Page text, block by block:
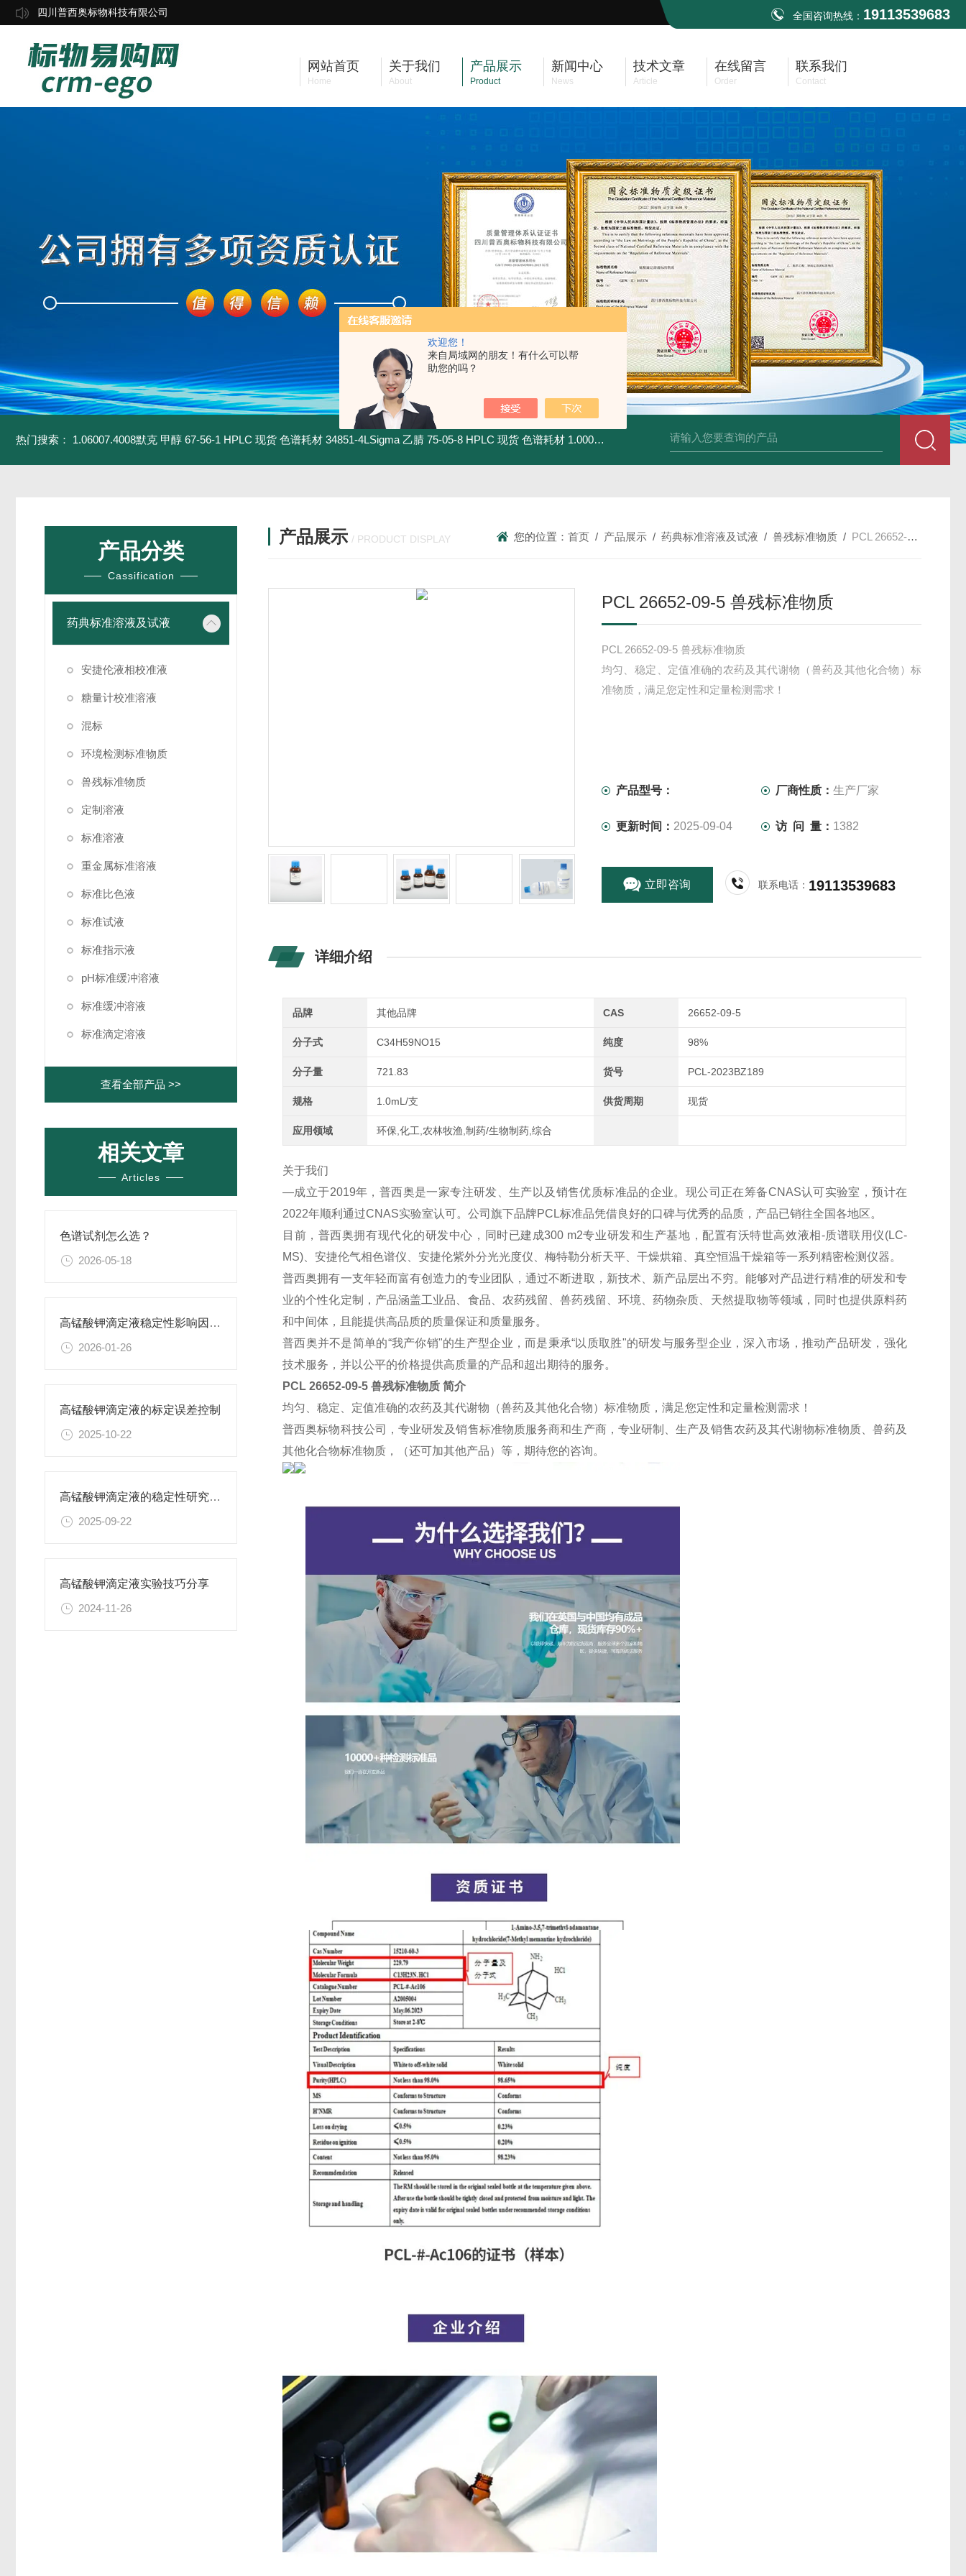
欢迎您！
来自局域网的朋友！有什么可以帮
助您的吗？
四川普西奥标物科技有限公司 全国咨询热线： 19113539683
网站首页
Home
关于我们
About
产品展示
Product
新闻中心
News
技术文章
Article
在线留言
Order
联系我们
Contact
热门搜索： 1.06007.4008默克 甲醇 67-56-1 HPLC 现货 色谱耗材 34851-4LSigma 乙腈 75-05-8 HPLC 现货 色谱耗材 1.00030.4008默克 乙腈 75-05-8 HPLC 现货 色谱耗材 34860-4L-Rsigma 甲醇 67-
产品分类
Cassification
药典标准溶液及试液
安捷伦液相校准液
糖量计校准溶液
混标
环境检测标准物质
兽残标准物质
定制溶液
标准溶液
重金属标准溶液
标准比色液
标准试液
标准指示液
pH标准缓冲溶液
标准缓冲溶液
标准滴定溶液
查看全部产品 >>
相关文章
Articles
色谱试剂怎么选？
2026-05-18
高锰酸钾滴定液稳定性影响因素及保存期限研究
2026-01-26
高锰酸钾滴定液的标定误差控制
2025-10-22
高锰酸钾滴定液的稳定性研究与保存条件优化
2025-09-22
高锰酸钾滴定液实验技巧分享
2024-11-26
产品展示 / PRODUCT DISPLAY 您的位置：首页 / 产品展示 /药典标准溶液及试液 /兽残标准物质 / PCL 26652-09-5 兽残标准物质
PCL 26652-09-5 兽残标准物质
PCL 26652-09-5 兽残标准物质
均匀、稳定、定值准确的农药及其代谢物（兽药及其他化合物）标
准物质，满足您定性和定量检测需求！
产品型号： 厂商性质：生产厂家
更新时间： 2025-09-04 访 问 量： 1382
立即咨询 联系电话： 19113539683
详细介绍
品牌 其他品牌 CAS 26652-09-5
分子式 C34H59NO15 纯度 98%
分子量 721.83 货号 PCL-2023BZ189
规格 1.0mL/支 供货周期 现货
应用领域 环保,化工,农林牧渔,制药/生物制药,综合
关于我们
—成立于2019年，普西奥是一家专注研发、生产以及销售优质标准品的企业。现公司正在筹备CNAS认可实验室，预计在
2022年顺利通过CNAS实验室认可。公司旗下品牌PCL标准品凭借良好的口碑与优秀的品质，产品已销往全国各地区。
目前，普西奥拥有现代化的研发中心，同时已建成300 m2专业研发和生产基地，配置有沃特世高效液相-质谱联用仪(LC-
MS)、安捷伦气相色谱仪、安捷伦紫外分光光度仪、梅特勒分析天平、干燥烘箱、真空恒温干燥箱等一系列精密检测仪器。
普西奥拥有一支年轻而富有创造力的专业团队，通过不断进取，新技术、新产品层出不穷。能够对产品进行精准的研发和专
业的个性化定制，产品涵盖工业品、食品、农药残留、兽药残留、环境、药物杂质、天然提取物等领域，同时也提供原料药
和中间体，且能提供高品质的质量保证和质量服务。
普西奥并不是简单的“我产你销"的生产型企业，而是秉承“以质取胜"的研发与服务型企业，深入市场，推动产品研发，强化
技术服务，并以公平的价格提供高质量的产品和超出期待的服务。
PCL 26652-09-5 兽残标准物质简介
均匀、稳定、定值准确的农药及其代谢物（兽药及其他化合物）标准物质，满足您定性和定量检测需求！
普西奥标物科技公司，专业研发及销售标准物质服务商和生产商，专业研制、生产及销售农药及其代谢物标准物质、兽药及
其他化合物标准物质，（还可加其他产品）等，期待您的咨询。